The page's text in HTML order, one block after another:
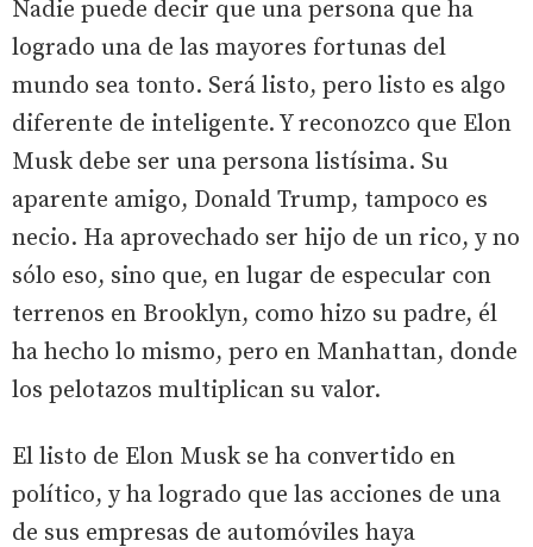
Nadie puede decir que una persona que ha
logrado una de las mayores fortunas del
mundo sea tonto. Será listo, pero listo es algo
diferente de inteligente. Y reconozco que Elon
Musk debe ser una persona listísima. Su
aparente amigo, Donald Trump, tampoco es
necio. Ha aprovechado ser hijo de un rico, y no
sólo eso, sino que, en lugar de especular con
terrenos en Brooklyn, como hizo su padre, él
ha hecho lo mismo, pero en Manhattan, donde
los pelotazos multiplican su valor.
El listo de Elon Musk se ha convertido en
político, y ha logrado que las acciones de una
de sus empresas de automóviles haya